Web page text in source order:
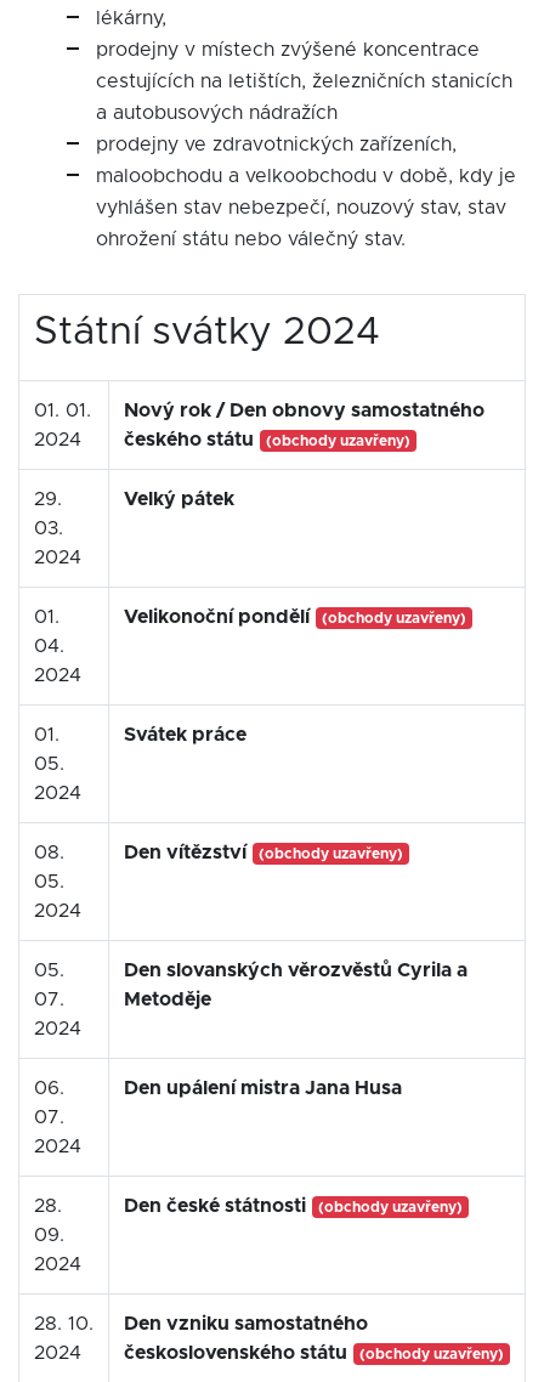
lékárny,
prodejny v místech zvýšené koncentrace
cestujících na letištích, železničních stanicích
a autobusových nádražích
prodejny ve zdravotnických zařízeních,
maloobchodu a velkoobchodu v době, kdy je
vyhlášen stav nebezpečí, nouzový stav, stav
ohrožení státu nebo válečný stav.
Státní svátky 2024
01. 01.
2024
Nový rok / Den obnovy samostatného
českého státu
(obchody uzavřeny)
29.
03.
2024
Velký pátek
01.
04.
2024
Velikonoční pondělí (obchody uzavřeny)
01.
05.
2024
Svátek práce
08.
05.
2024
Den vítězství (obchody uzavřeny)
05.
07.
2024
Den slovanských věrozvěstů Cyrila a
Metoděje
06.
07.
2024
Den upálení mistra Jana Husa
28.
09.
2024
Den české státnosti (obchody uzavřeny)
28. 10.
2024
Den vzniku samostatného
československého státu
(obchody uzavřeny)